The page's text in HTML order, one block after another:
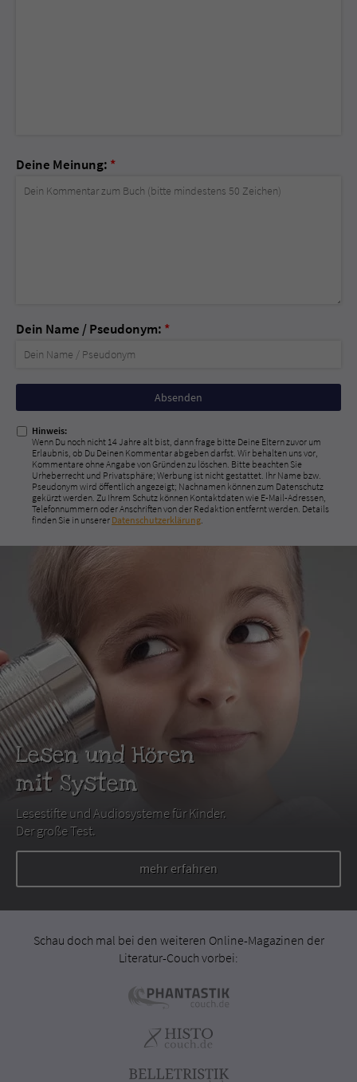
Deine Meinung: *
Dein Name / Pseudonym: *
Nicht
ausfüllen!
Hinweis:
Wenn Du noch nicht 14 Jahre alt bist, dann frage bitte Deine Eltern zuvor um
Erlaubnis, ob Du Deinen Kommentar abgeben darfst. Wir behalten uns vor,
Kommentare ohne Angabe von Gründen zu löschen. Bitte beachten Sie
Urheberrecht und Privatsphäre; Werbung ist nicht gestattet. Ihr Name bzw.
Pseudonym wird öffentlich angezeigt; Nachnamen können zum Datenschutz
gekürzt werden. Zu Ihrem Schutz können Kontaktdaten wie E-Mail-Adressen,
Telefonnummern oder Anschriften von der Redaktion entfernt werden. Details
finden Sie in unserer Datenschutzerklärung
Lesen und Hören
mit System
Lesestifte und Audiosysteme für Kinder.
Der große Test.
mehr erfahren
Schau doch mal bei den weiteren Online-Magazinen der
Literatur-Couch vorbei: